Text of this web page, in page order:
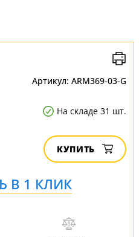
Артикул: ARM369-03-G
На складе 31 шт.
КУПИТЬ